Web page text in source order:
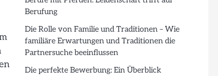
Berufung
Die Rolle von Familie und Traditionen – Wie
familiäre Erwartungen und Traditionen die
Partnersuche beeinflussen
Die perfekte Bewerbung: Ein Überblick